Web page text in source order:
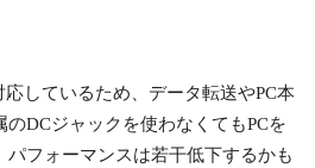
応しているため、データ転送やPC本
DCジャックを使わなくてもPCを
フォーマンスは若干低下するかも